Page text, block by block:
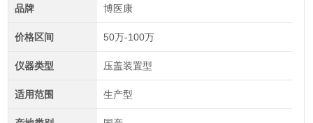
品牌 博医康
价格区间 50万-100万
仪器类型 压盖装置型
适用范围 生产型